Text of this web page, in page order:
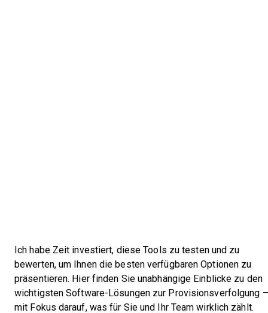
Ich habe Zeit investiert, diese Tools zu testen und zu
bewerten, um Ihnen die besten verfügbaren Optionen zu
präsentieren. Hier finden Sie unabhängige Einblicke zu den
wichtigsten Software-Lösungen zur Provisionsverfolgung –
mit Fokus darauf, was für Sie und Ihr Team wirklich zählt.